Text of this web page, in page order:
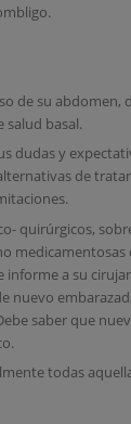
de su abdomen,
salud basal.
dudas y
de
quirúrgicos,
informe a su
nuevo
saber que
todas